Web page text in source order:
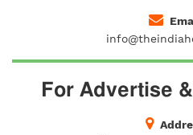
For Advertise &